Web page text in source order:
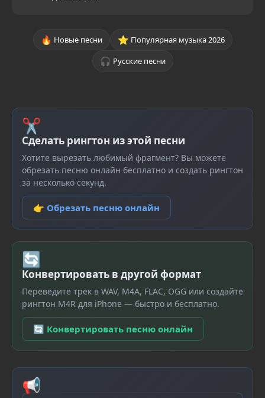
🔥 Новые песни ⭐ Популярная музыка 2026
🎧 Русские песни
✂
Сделать рингтон из этой песни
Хотите вырезать любимый фрагмент? Вы можете
обрезать песню онлайн бесплатно и создать рингтон
за несколько секунд.
👉 Обрезать песню онлайн
🔄
Конвертировать в другой формат
Переведите трек в WAV, M4A, FLAC, OGG или создайте
рингтон M4R для iPhone — быстро и бесплатно.
🔄 Конвертировать песню онлайн
📢